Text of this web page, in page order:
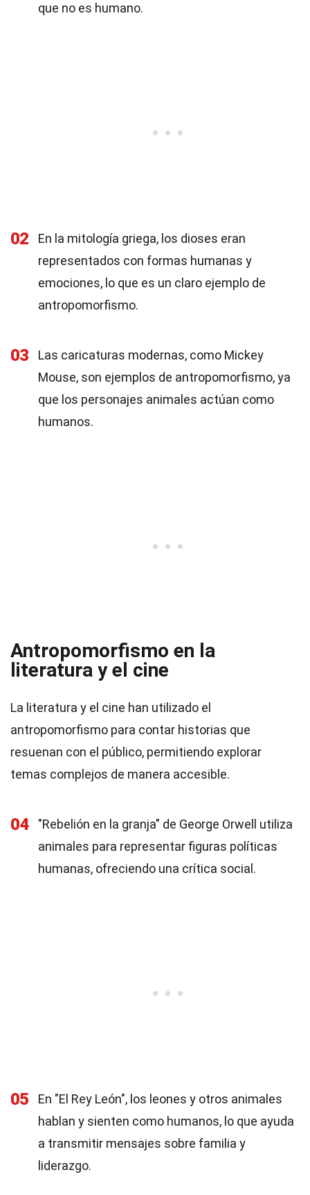
que no es humano.
02
En la mitología griega, los dioses eran
representados con formas humanas y
emociones, lo que es un claro ejemplo de
antropomorfismo.
03
Las caricaturas modernas, como Mickey
Mouse, son ejemplos de antropomorfismo, ya
que los personajes animales actúan como
humanos.
Antropomorfismo en la
literatura y el cine
La literatura y el cine han utilizado el
antropomorfismo para contar historias que
resuenan con el público, permitiendo explorar
temas complejos de manera accesible.
04
"Rebelión en la granja" de George Orwell utiliza
animales para representar figuras políticas
humanas, ofreciendo una crítica social.
05
En "El Rey León", los leones y otros animales
hablan y sienten como humanos, lo que ayuda
a transmitir mensajes sobre familia y
liderazgo.